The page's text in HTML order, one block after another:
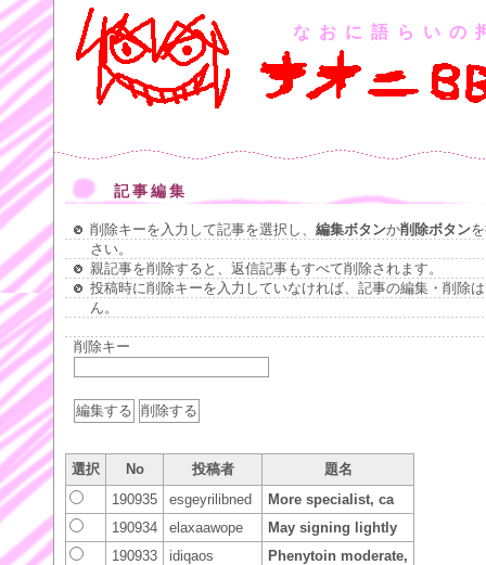
なおに語らいの
記事編集
削除キーを入力して記事を選択し、 編集ボタンか削除ボタン
さい。
親記事を削除すると、返信記事もすべて削除されます。
投稿時に削除キーを入力していなければ、記事の編集・削除
ん。
削除キー
選択 No 投稿者
題名
190935
esgeyrilibned
More specialist, ca
190934
elaxaawope
May signing lightly
190933
idiqaos
Phenytoin moderate,